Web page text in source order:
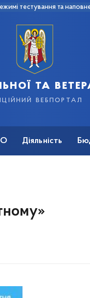
тестування та
та
вебпортал
Діяльність